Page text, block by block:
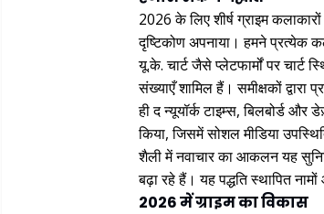
2026 के लिए शीर्ष ग्राइम
दृष्टिकोण अपनाया। हमने प्रत्येक
यू.के. चार्ट जैसे प्लेटफार्मों पर
संख्याएँ शामिल हैं। समीक्षकों द्वारा
ही द न्यूयॉर्क टाइम्स, बिलबोर्ड और
किया, जिसमें सोशल मीडिया
शैली में नवाचार का आकलन यह
बढ़ा रहे हैं। यह पद्धति स्थापित
2026 में ग्राइम का विकास